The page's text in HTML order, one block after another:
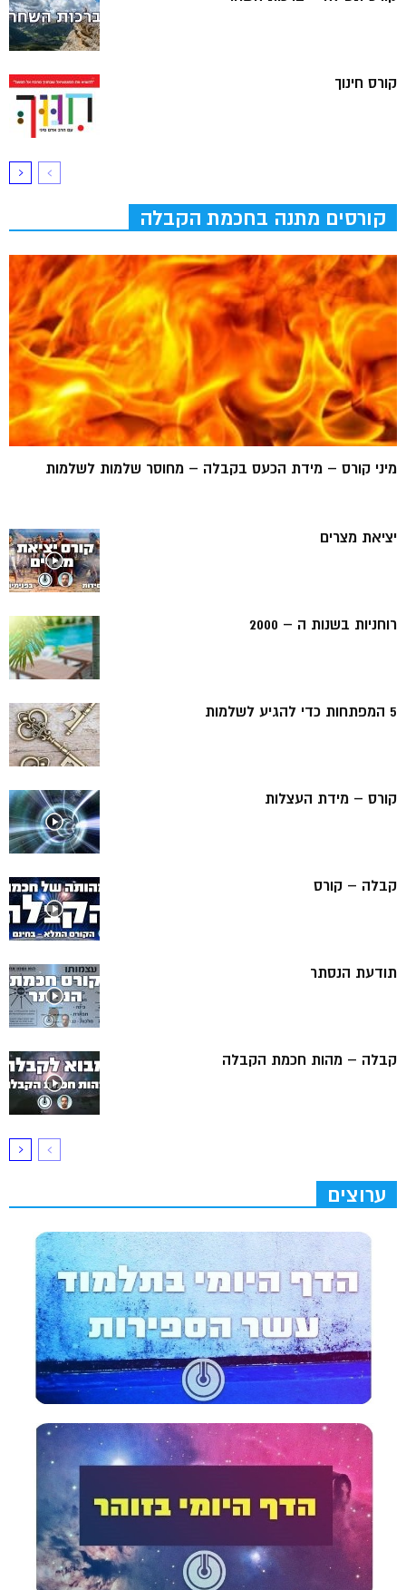
קורס חינוך
קורסים מתנה בחכמת הקבלה
מיני קורס – מידת הכעס בקבלה – מחוסר שלמות לשלמות
יציאת מצרים
רוחניות בשנות ה – 2000
5 המפתחות כדי להגיע לשלמות
קורס – מידת העצלות
קבלה – קורס
תודעת הנסתר
קבלה – מהות חכמת הקבלה
ערוצים